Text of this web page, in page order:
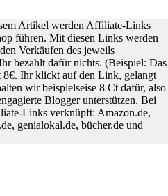
Artikel werden Affiliate-Links
führen. Mit diesen Links werden
Verkäufen des jeweils
bezahlt dafür nichts. (Beispiel: Das
8€. Ihr klickt auf den Link, gelangt
wir beispielseise 8 Ct dafür, also
Blogger unterstützen. Bei
Links verknüpft: Amazon.de,
genialokal.de, bücher.de und